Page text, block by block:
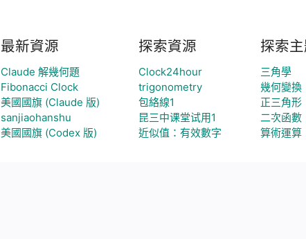
最新資源
Claude 解幾何題
Fibonacci Clock
美國國旗 (Claude 版)
sanjiaohanshu
美國國旗 (Codex 版)
探索資源
Clock24hour
trigonometry
包絡線1
昆三中课堂试用1
近似值：有效數字
探索
三角學
幾何變換
正三角形
二次函數
算術運算